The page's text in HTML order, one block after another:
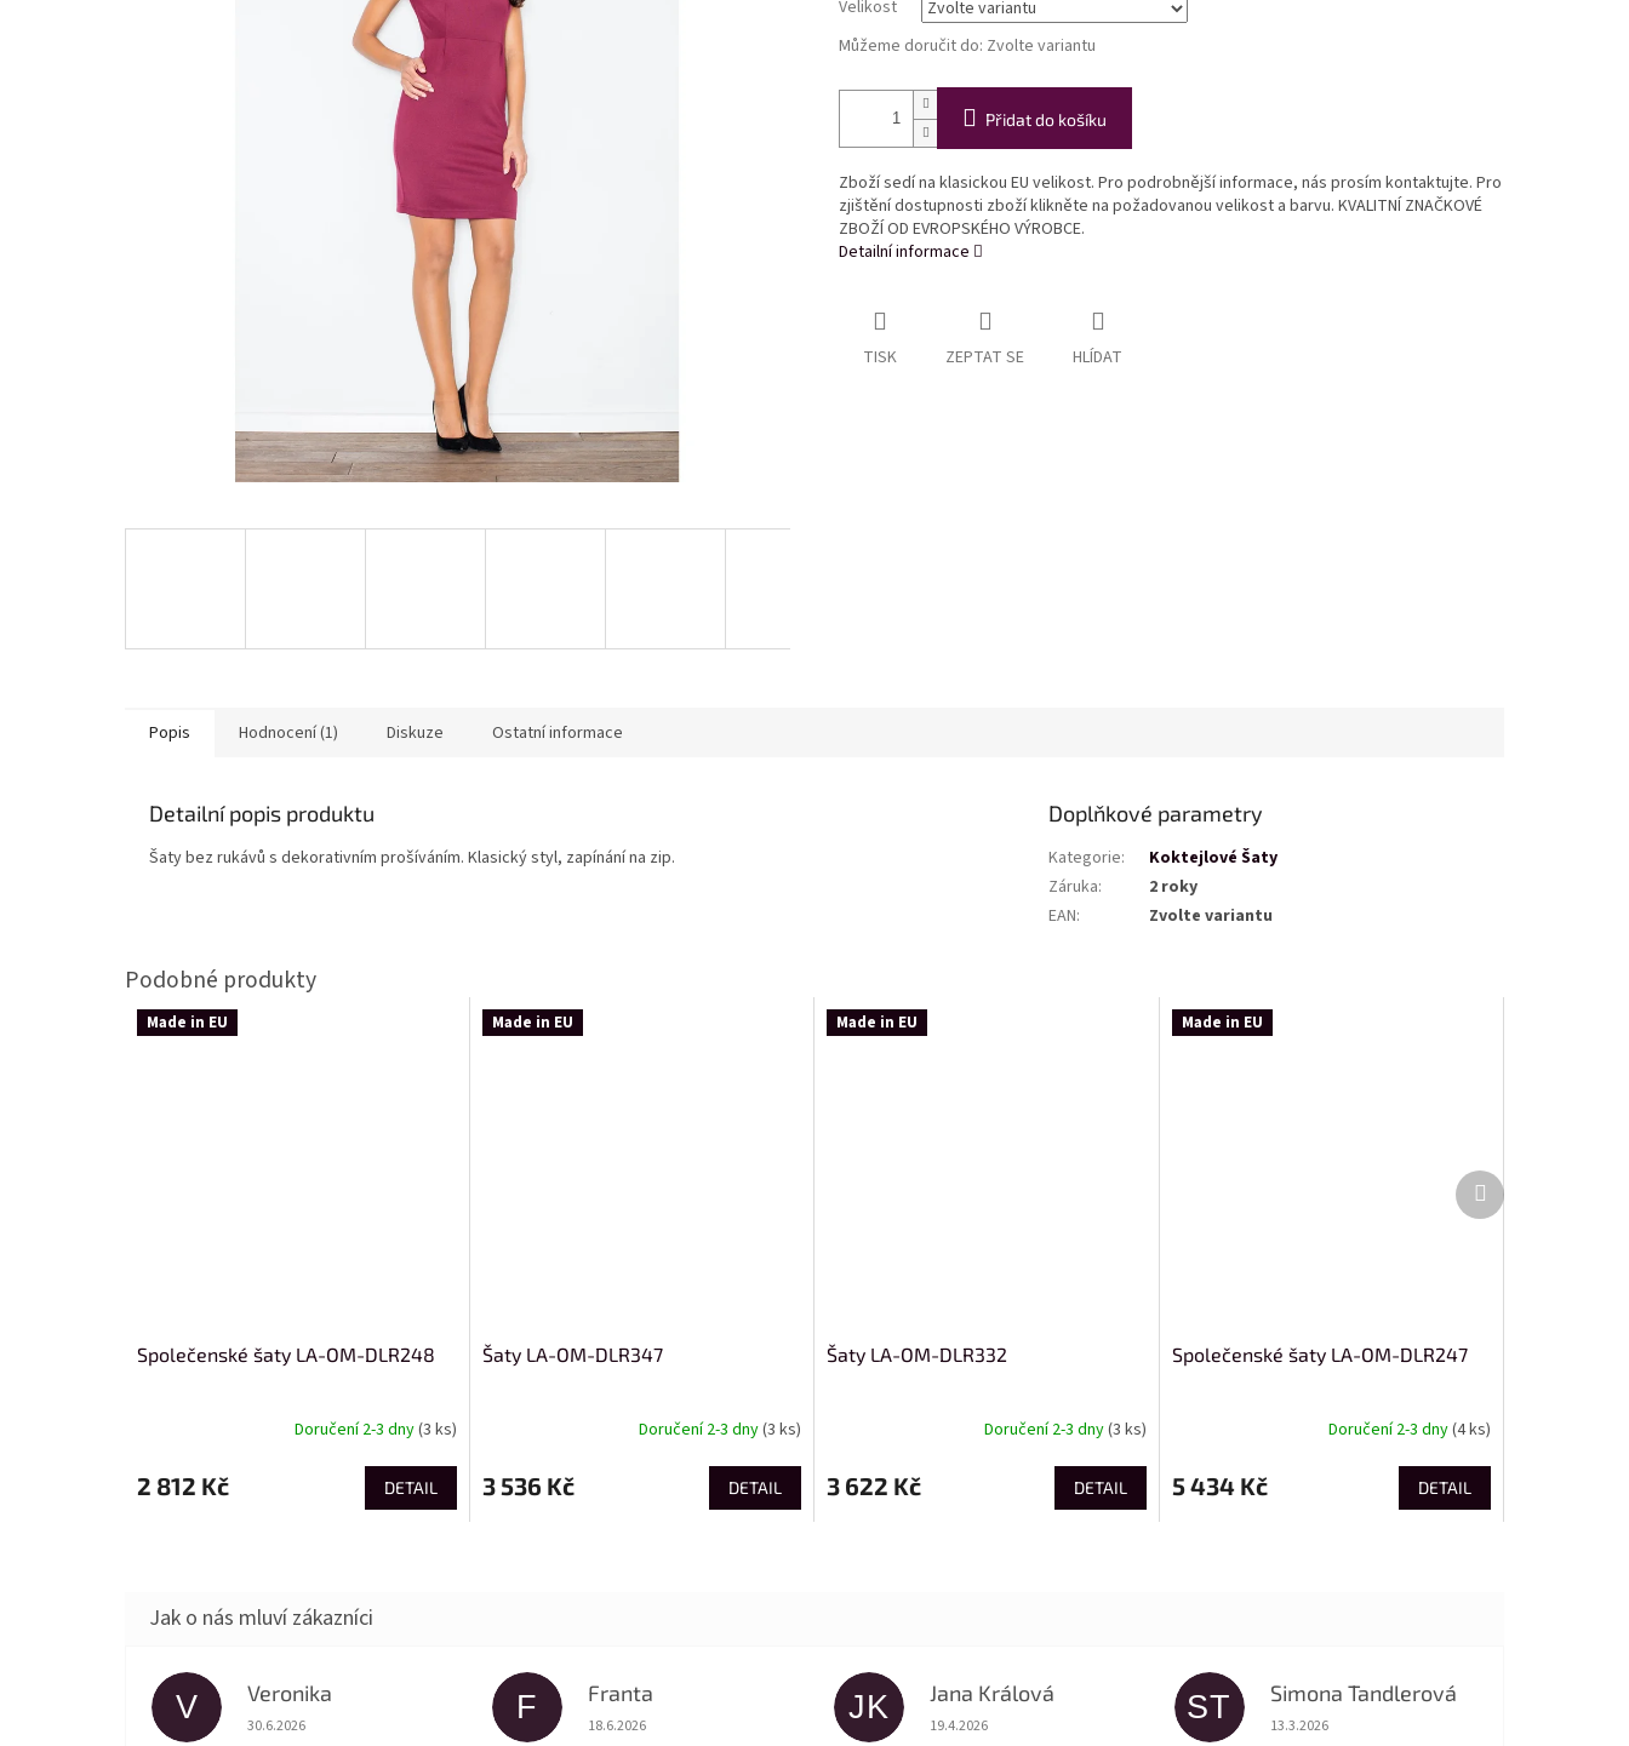
Velikost
Můžeme doručit do: Zvolte variantu
Přidat do košíku
Zboží sedí na klasickou EU velikost. Pro podrobnější informace, nás prosím kontaktujte. Pro
zjištění dostupnosti zboží klikněte na požadovanou velikost a barvu. KVALITNÍ ZNAČKOVÉ
ZBOŽÍ OD EVROPSKÉHO VÝROBCE.
Detailní informace
TISK ZEPTAT SE HLÍDAT
Popis Hodnocení (1) Diskuze Ostatní informace
Detailní popis produktu
Šaty bez rukávů s dekorativním prošíváním. Klasický styl, zapínání na zip.
Doplňkové parametry
Kategorie:
Koktejlové Šaty
Záruka:
2 roky
EAN: Zvolte variantu
Made in EU
Společenské šaty LA-OM-DLR248
Doručení 2-3 dny(3 ks)
2 812 Kč DETAIL
Made in EU
Šaty LA-OM-DLR347
Doručení 2-3 dny(3 ks)
3 536 Kč DETAIL
Made in EU
Šaty LA-OM-DLR332
Doručení 2-3 dny(3 ks)
3 622 Kč DETAIL
Made in EU
Společenské šaty LA-OM-DLR247
Doručení 2-3 dny(4 ks)
5 434 Kč DETAIL
Další
produkt
V Veronika
Hodnocení obchodu je 5 z 5 hvězdiček.
30.6.2026
F Franta
Hodnocení obchodu je 5 z 5 hvězdiček.
18.6.2026
JK Jana Králová
Hodnocení obchodu je 5 z 5 hvězdiček.
19.4.2026
ST Simona Tandlerová
Hodnocení obchodu je 5 z 5 hvězdiček.
13.3.2026